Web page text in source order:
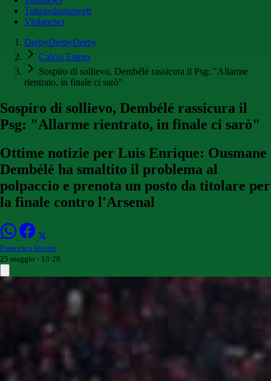
Tuttobolognaweb
Violanews
DerbyDerbyDerby
Calcio Estero
Sospiro di sollievo, Dembélé rassicura il Psg: "Allarme
rientrato, in finale ci sarò"
Sospiro di sollievo, Dembélé rassicura il
Psg: "Allarme rientrato, in finale ci sarò"
Ottime notizie per Luis Enrique: Ousmane
Dembélé ha smaltito il problema al
polpaccio e prenota un posto da titolare per
la finale contro l'Arsenal
Francesco Intorre
25 maggio - 13:28